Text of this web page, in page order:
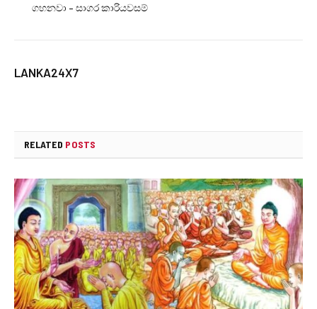
ගහනවා – සාගර කාරියවසම්
LANKA24X7
RELATED POSTS